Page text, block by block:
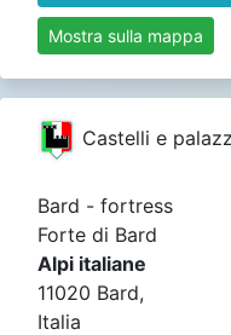
Mostra sulla mappa
Castelli e
Bard - fortress
Forte di Bard
Alpi italiane
11020 Bard,
Italia